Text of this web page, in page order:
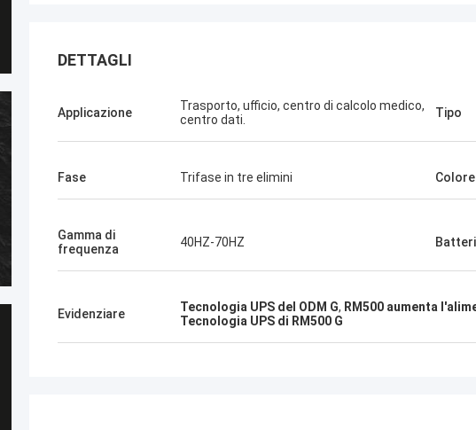
Stamatis Greece
stabile e con buon servizio, lo apprezzo!
DETTAGLI
Applicazione
Trasporto, ufficio, centro di calcolo medico,
centro dati.
Tipo
Fase Trifase in tre elimini Colore
Gamma di
frequenza
40HZ-70HZ
Evidenziare Tecnologia UPS del ODM G, RM500 aumenta
Tecnologia UPS di RM500 G